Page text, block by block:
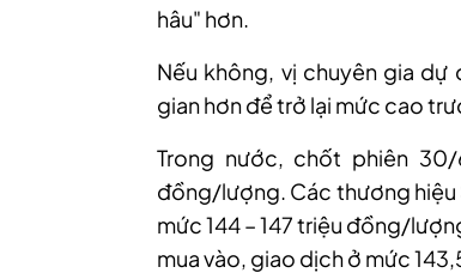
hâu" hơn.
Nếu không, vị chuyên gia
gian hơn để trở lại mức cao
Trong nước, chốt phiên
đồng/lượng. Các thương hiệu
mức 144 – 147 triệu đồng/
mua vào, giao dịch ở mức